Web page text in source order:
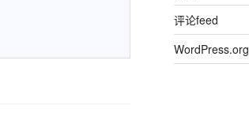
评论feed
WordPress.org